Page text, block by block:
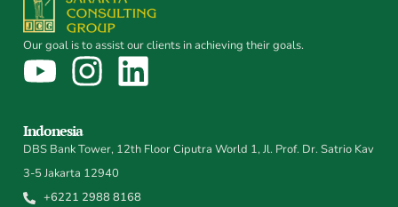
Our goal is to assist our clients in achieving their goals.
Indonesia
DBS Bank Tower, 12th Floor Ciputra World 1, Jl. Prof. Dr. Satrio Kav
3-5 Jakarta 12940
+6221 2988 8168